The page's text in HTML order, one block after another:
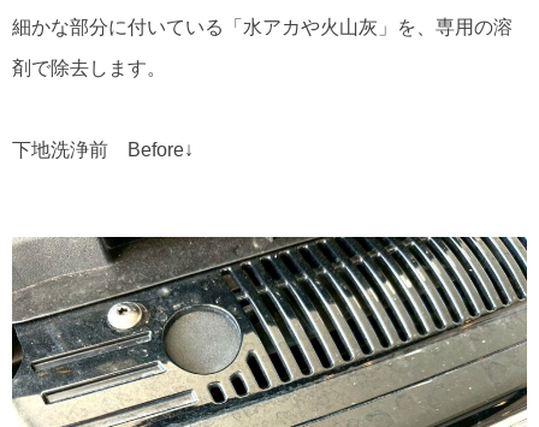
細かな部分に付いている「水アカや火山灰」を、専用の溶
剤で除去します。
下地洗浄前 Before↓